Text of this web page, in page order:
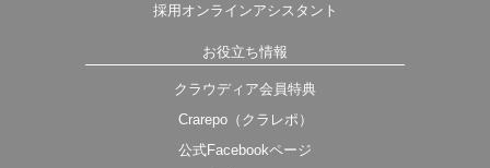
採用オンラインアシスタント
お役立ち情報
クラウディア会員特典
Crarepo（クラレポ）
公式Facebookページ